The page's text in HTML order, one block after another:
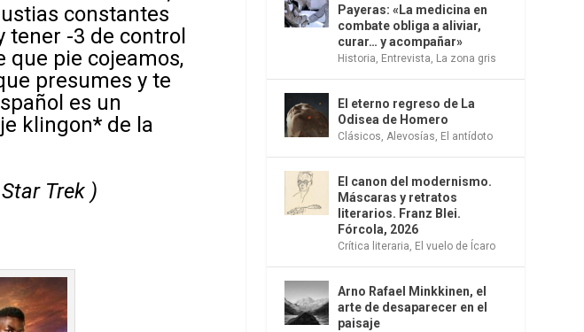
constantes
-3 de control
que pie cojeamos,
presumes y te
es un
klingon* de la
Trek )
Payeras: «La medicina en
combate obliga a aliviar,
curar… y acompañar»
Historia, Entrevista, La zona gris
El eterno regreso de La
Odisea de Homero
Clásicos,Alevosías, El antídoto
El canon del modernismo.
Máscaras y retratos
literarios. Franz Blei.
Fórcola, 2026
Crítica literaria, El vuelo de Ícaro
Arno Rafael Minkkinen, el
arte de desaparecer en el
paisaje